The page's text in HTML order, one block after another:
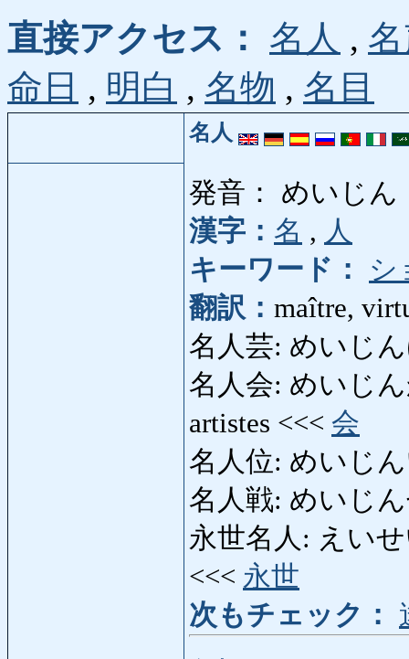
直接アクセス： 名人 ,
命日 , 明白 , 名物 , 名目
名人
発音： めいじん
漢字： 名 , 人
キーワード：
シ
翻訳： maître,
名人芸: めいじ
名人会: めいじん
artistes <<< 会
名人位: めいじ
名人戦: めいじん
永世名人: えいせ
<<< 永世
次もチェック：